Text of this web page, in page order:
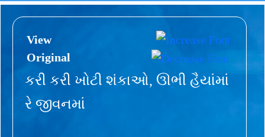
View
Original
કરી કરી ખોટી શંકાઓ, ઊભી હૈયાંમાં
રે જીવનમાં